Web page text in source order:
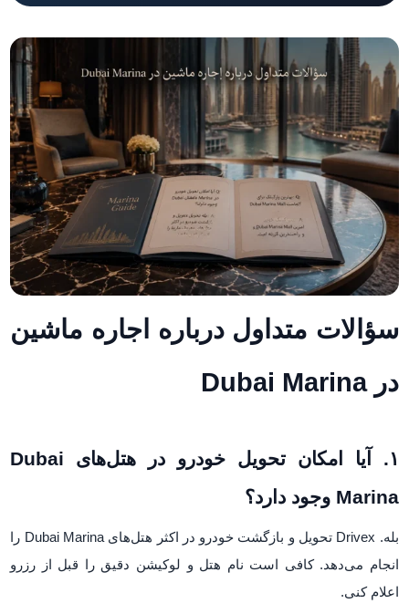
سؤالات متداول درباره اجاره ماشین
در Dubai Marina
۱. آیا امکان تحویل خودرو در هتل‌های Dubai
Marina وجود دارد؟
بله. Drivex تحویل و بازگشت خودرو در اکثر هتل‌های Dubai Marina را
انجام می‌دهد. کافی است نام هتل و لوکیشن دقیق را قبل از رزرو
اعلام کنی.